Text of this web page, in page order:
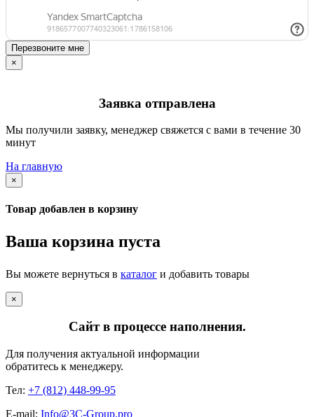
Перезвоните мне
×
Заявка отправлена
Мы получили заявку, менеджер свяжется с вами в течение 30
минут
На главную
×
Товар добавлен в корзину
Ваша корзина пуста
Вы можете вернуться в каталог и добавить товары
×
Сайт в процессе наполнения.
Для получения актуальной информации
обратитесь к менеджеру.
Тел: +7 (812) 448-99-95
E-mail: Info@3C-Group.pro